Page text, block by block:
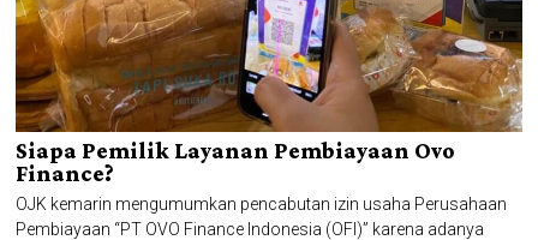
Siapa Pemilik Layanan Pembiayaan Ovo
Finance?
OJK kemarin mengumumkan pencabutan izin usaha Perusahaan
Pembiayaan “PT OVO Finance Indonesia (OFI)” karena adanya